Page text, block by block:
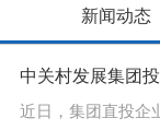
新闻动态